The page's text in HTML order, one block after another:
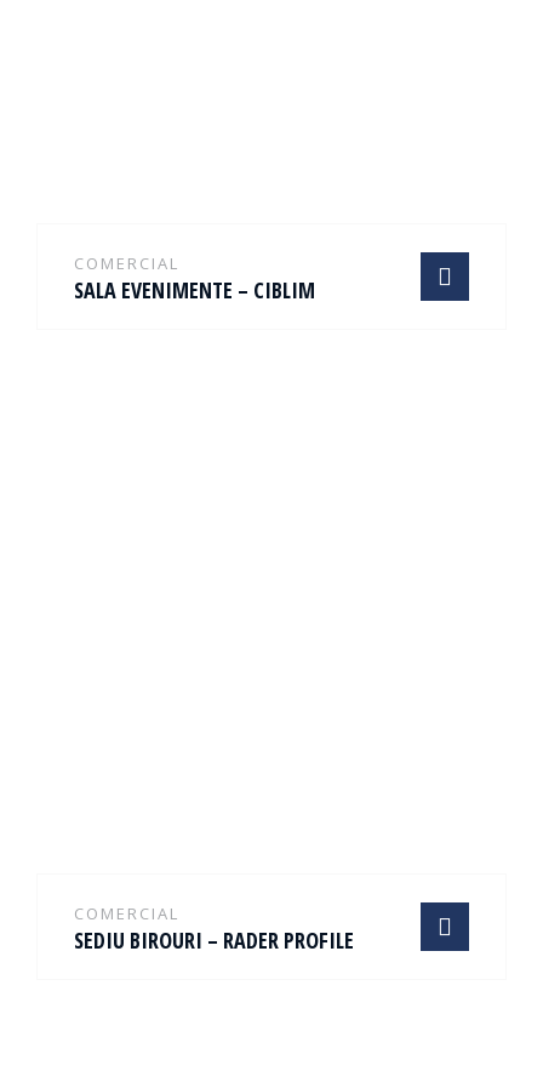
COMERCIAL
SALA EVENIMENTE – CIBLIM
COMERCIAL
SEDIU BIROURI – RADER PROFILE